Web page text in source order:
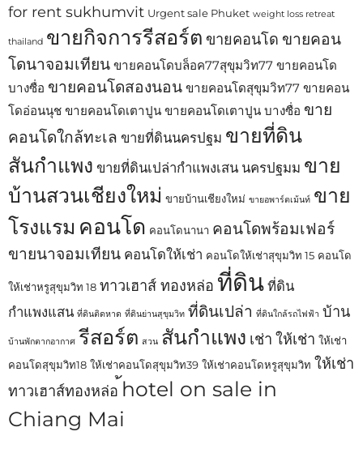
for rent sukhumvit Urgent sale Phuket weight loss retreat
thailand ขายกิจการรีสอร์ต ขายคอนโด ขายคอน
โดนาจอมเทียน ขายคอนโดบล็อค77สุขุมวิท77 ขายคอนโด
บางซื่อ ขายคอนโดสองนอน ขายคอนโดสุขุมวิท77 ขายคอน
โดอ่อนนุช ขายคอนโดเตาปูน ขายคอนโดเตาปูน บางซื่อ ขาย
คอนโดใกล้ทะเล ขายที่ดินนครปฐม ขายที่ดิน
สันกำแพง ขายที่ดินเปล่ากำแพงเสน นครปฐมม ขาย
บ้านสวนเชียงใหม่ ขายบ้านเชียงใหม่ ขายอพาร์ตเม้นท์ ขาย
โรงแรม คอนโด คอนโดนานา คอนโดพร้อมเฟอร์
ขายนาจอมเทียน คอนโดให้เช่า คอนโดให้เช่าสุขุมวิท 15 คอนโด
ให้เช่าหรูสุขุมวิท 18 ทาวเฮาส์ ทองหล่อ ที่ดิน ที่ดิน
กำแพงแสน ที่ดินติดหาด ที่ดินย่านสุขุมวิท ที่ดินเปล่า ที่ดินใกล้รถไฟฟ้า บ้าน
บ้านพักตากอากาศ รีสอร์ต สวน สันกำแพง เช่า ให้เช่า ให้เช่า
คอนโดสุขุมวิท18 ให้เช่าคอนโดสุขุมวิท39 ให้เช่าคอนโดหรูสุขุมวิท ให้เช่า
ทาวเฮาส์ทองหล่อ ้hotel on sale in
Chiang Mai